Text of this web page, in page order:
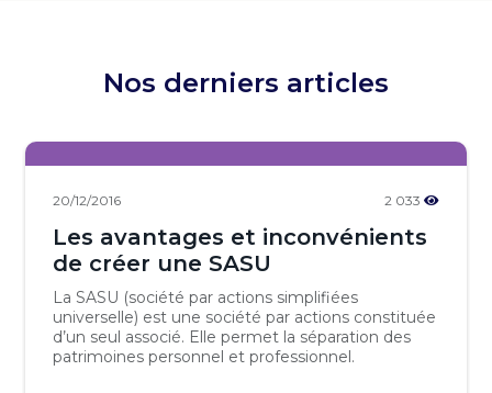
Nos derniers articles
20/12/2016 2 033
Les avantages et inconvénients
de créer une SASU
La SASU (société par actions simplifiées
universelle) est une société par actions constituée
d’un seul associé. Elle permet la séparation des
patrimoines personnel et professionnel.